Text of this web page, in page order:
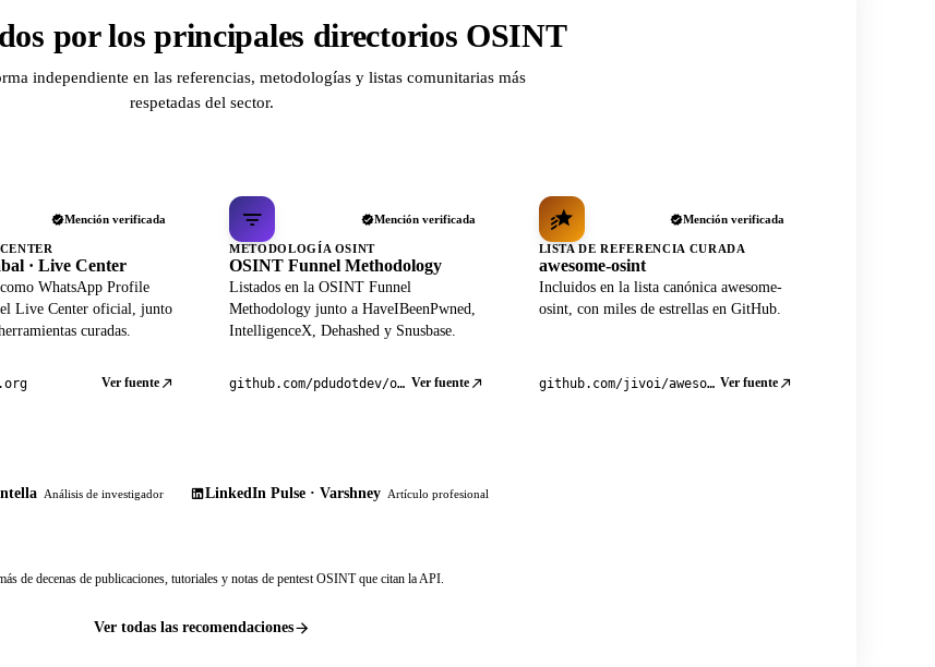
por los principales directorios OSINT
independiente en las referencias, metodologías y listas comunitarias más
respetadas del sector.
Mención verificada
· Live Center
WhatsApp Profile
Live Center oficial, junto
curadas.
Ver fuente
Mención verificada
METODOLOGÍA OSINT
OSINT Funnel Methodology
Listados en la OSINT Funnel
Methodology junto a HaveIBeenPwned,
IntelligenceX, Dehashed y Snusbase.
github.com/pdudotdev/ofm Ver fuente
Mención verificada
LISTA DE REFERENCIA CURADA
awesome-osint
Incluidos en la lista canónica awesome-
osint, con miles de estrellas en GitHub.
github.com/jivoi/awesome-osint Ver fuente
Análisis de investigador LinkedIn Pulse · Varshney Artículo profesional
de decenas de publicaciones, tutoriales y notas de pentest OSINT que citan la API.
Ver todas las recomendaciones